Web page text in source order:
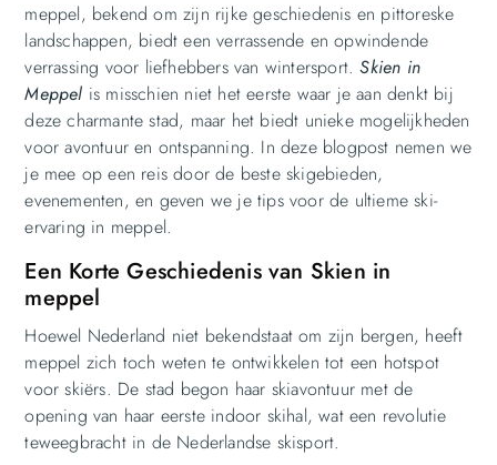
meppel, bekend om zijn rijke geschiedenis en pittoreske
landschappen, biedt een verrassende en opwindende
verrassing voor liefhebbers van wintersport.Skien in
Meppel is misschien niet het eerste waar je aan denkt bij
deze charmante stad, maar het biedt unieke mogelijkheden
voor avontuur en ontspanning. In deze blogpost nemen we
je mee op een reis door de beste skigebieden,
evenementen, en geven we je tips voor de ultieme ski-
ervaring in meppel.
Een Korte Geschiedenis van Skien in
meppel
Hoewel Nederland niet bekendstaat om zijn bergen, heeft
meppel zich toch weten te ontwikkelen tot een hotspot
voor skiërs. De stad begon haar skiavontuur met de
opening van haar eerste indoor skihal, wat een revolutie
teweegbracht in de Nederlandse skisport.